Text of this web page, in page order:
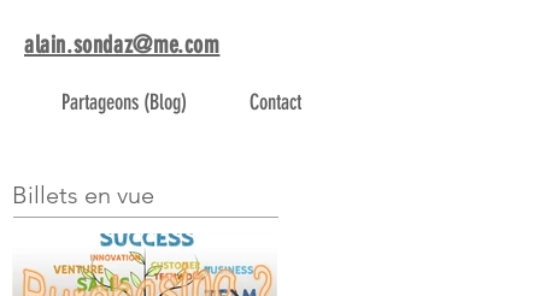
alain.sondaz@me.com
Partageons (Blog) Contact
Billets en vue